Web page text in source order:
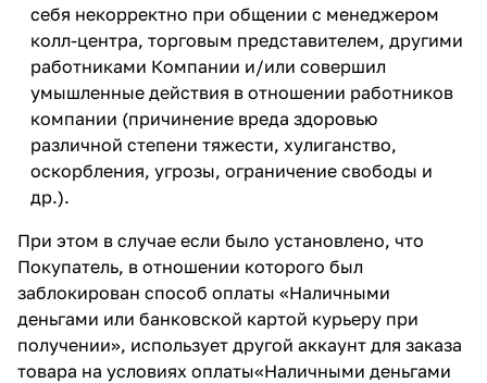
себя некорректно при общении с менеджером
колл-центра, торговым представителем, другими
работниками Компании и/или совершил
умышленные действия в отношении работников
компании (причинение вреда здоровью
различной степени тяжести, хулиганство,
оскорбления, угрозы, ограничение свободы и
др.).
При этом в случае если было установлено, что
Покупатель, в отношении которого был
заблокирован способ оплаты «Наличными
деньгами или банковской картой курьеру при
получении», использует другой аккаунт для заказа
товара на условиях оплаты«Наличными деньгами